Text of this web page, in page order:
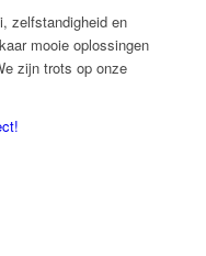
zelfstandigheid en
mooie oplossingen
zijn trots op onze